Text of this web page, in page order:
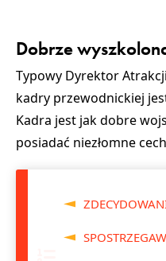
Dobrze
Typowy Dyrektor
kadry przewodnickiej
Kadra jest jak dobre
posiadać niezłomne